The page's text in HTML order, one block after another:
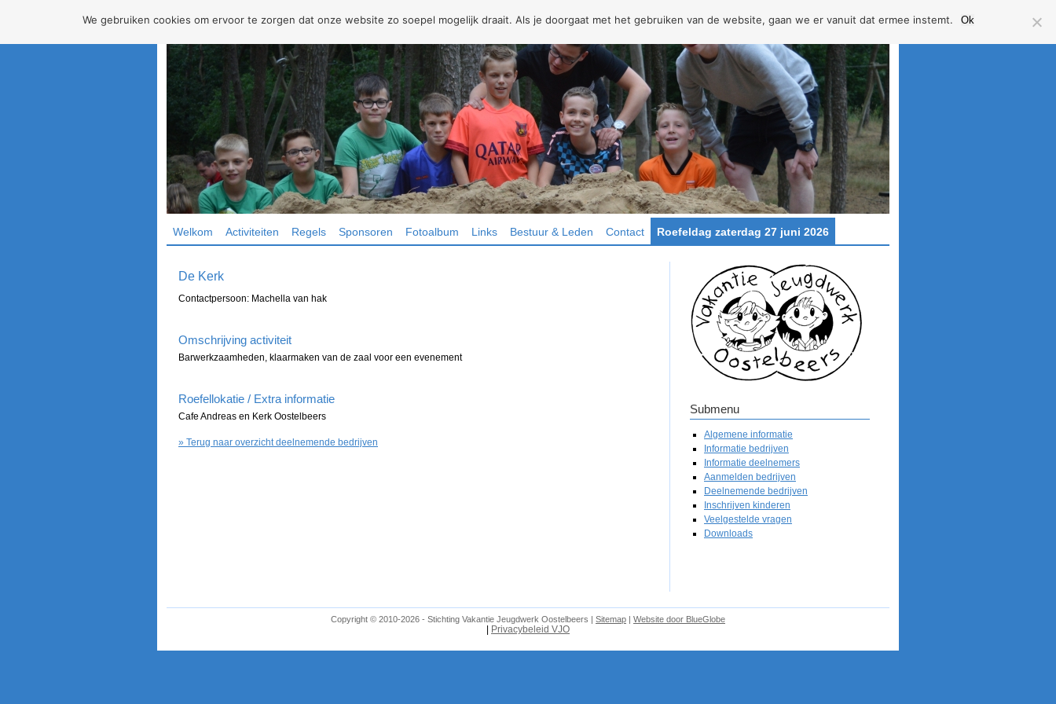
Welkom Activiteiten Regels Sponsoren Fotoalbum Links Bestuur & Leden Contact Roefeldag zaterdag 27 juni 2026
De Kerk
Contactpersoon: Machella van hak
Omschrijving activiteit
Barwerkzaamheden, klaarmaken van de zaal voor een evenement
Roefellokatie / Extra informatie
Cafe Andreas en Kerk Oostelbeers
» Terug naar overzicht deelnemende bedrijven
Submenu
Algemene informatie
Informatie bedrijven
Informatie deelnemers
Aanmelden bedrijven
Deelnemende bedrijven
Inschrijven kinderen
Veelgestelde vragen
Downloads
Copyright © 2010-2026 - Stichting Vakantie Jeugdwerk Oostelbeers | Sitemap | Website door BlueGlobe
Privacybeleid VJO
We gebruiken cookies om ervoor te zorgen dat onze website zo soepel mogelijk draait. Als je doorgaat met het gebruiken van de website, gaan we er vanuit dat ermee instemt. Ok